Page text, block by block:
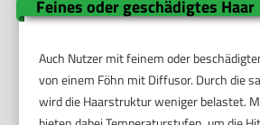
Feines oder geschädigtes Haar
Auch Nutzer mit feinem oder
von einem Föhn mit Diffusor. Durch die
wird die Haarstruktur weniger belastet.